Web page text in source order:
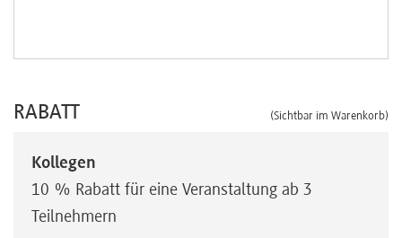
RABATT (Sichtbar im Warenkorb)
Kollegen
10 % Rabatt für eine Veranstaltung ab 3
Teilnehmern